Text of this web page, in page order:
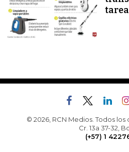
© 2026, RCN Medios. Todos
Cr. 13a 37-32,
(+57) 1